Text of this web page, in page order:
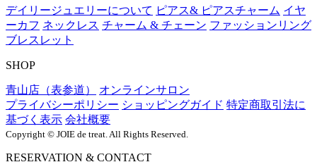
デイリージュエリーについて ピアス& ピアスチャーム イヤ
ーカフ ネックレス チャーム & チェーン ファッションリング
ブレスレット
SHOP
青山店（表参道）
オンラインサロン
プライバシーポリシー ショッピングガイド 特定商取引法に
基づく表示 会社概要
Copyright © JOIE de treat. All Rights Reserved.
RESERVATION & CONTACT